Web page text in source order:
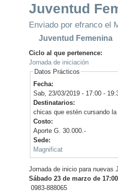
Juventud
Enviado por efranco el
Juventud Femenina
Ciclo al que pertenence:
Jornada de iniciación
Datos Prácticos
Fecha:
Sab, 23/03/2019 - 17:00 -
Destinatarios:
chicas que estén cursando
Costo:
Aporte G. 30.000.-
Sede:
Magnificat
Jornada de inicio para nuevas
Sábado 23 de marzo de
0983-888065